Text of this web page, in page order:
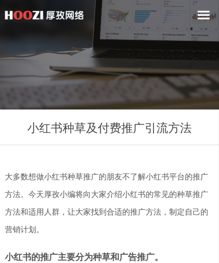
小红书种草及付费推广引流方法
大多数想做小红书种草推广的朋友不了解小红书平台的推广
方法。今天厚孜小编将向大家介绍小红书的常见的种草推广
方法和适用人群，让大家找到合适的推广方法，制定自己的
营销计划。
小红书的推广主要分为种草和广告推广。